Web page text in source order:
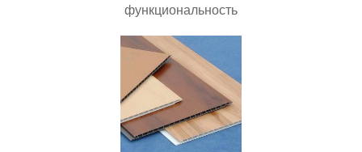
функциональность